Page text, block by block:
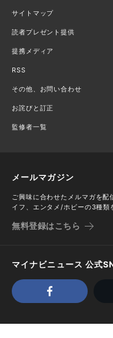
サイトマップ
読者プレゼント提供
提携メディア
RSS
その他、お問い合わせ
お詫びと訂正
監修者一覧
メールマガジン
ご興味に合わせたメルマガを
イフ、エンタメ/ホビーの3種類
無料登録はこちら
マイナビニュース 公式